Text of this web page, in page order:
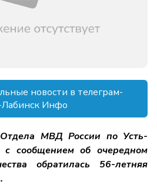
новости в телеграм-
Лабинск Инфо
МВД России по Усть-
с сообщением об очередном
обратилась 56-летняя